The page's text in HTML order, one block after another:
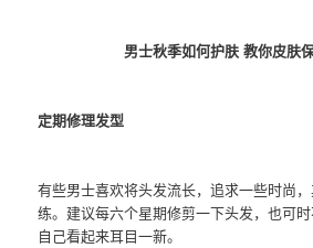
男士秋季如何护肤 教你皮肤
定期修理发型
有些男士喜欢将头发流长，追求一些时尚
练。建议每六个星期修剪一下头发，也可
自己看起来耳目一新。